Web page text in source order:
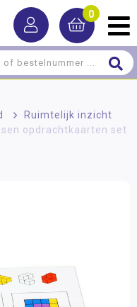
0
> Ruimtelijk inzicht
opdrachtkaarten set